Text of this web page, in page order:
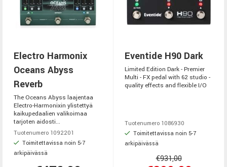
Electro Harmonix
Oceans Abyss
Reverb
The Oceans Abyss laajentaa
Electro-Harmonixin ylistettyä
kaikupedaalien valikoimaa
tarjoten aidosti...
Tuotenumero 1092201
Toimitettavissa noin 5-7
arkipäivässä
Eventide H90 Dark
Limited Edition Dark - Premier
Multi - FX pedal with 62 studio -
quality effects and flexible I/O
Tuotenumero 1086930
Toimitettavissa noin 5-7
arkipäivässä
€931,00